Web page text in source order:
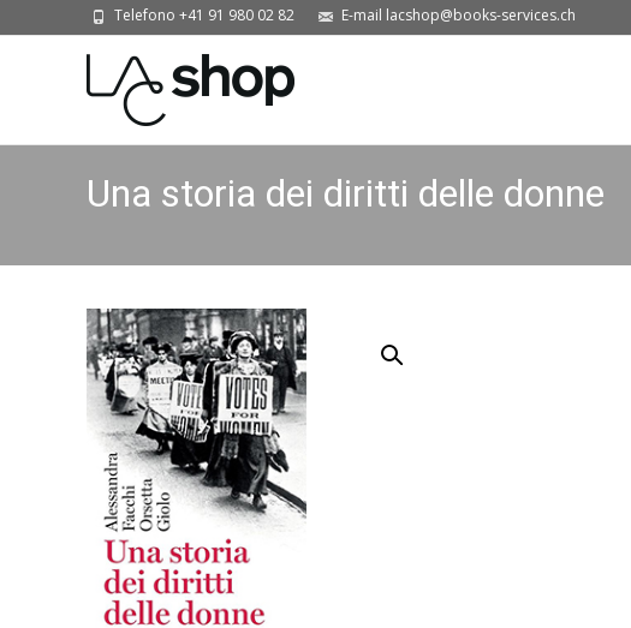
Telefono +41 91 980 02 82 E-mail lacshop@books-services.ch
Una storia dei diritti delle donne